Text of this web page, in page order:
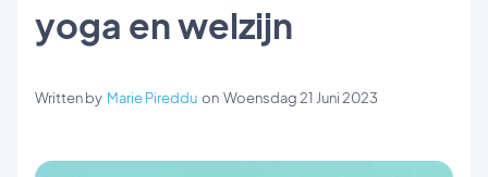
yoga en welzijn
Written by Marie Pireddu on Woensdag 21 Juni 2023